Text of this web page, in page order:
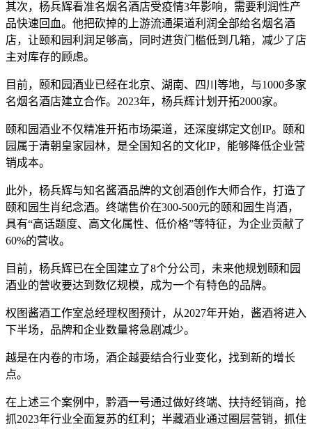
其次，杨兵辉看准名烟名酒店受疫情3年影响，需要利润性产
品快速回血。他把砍掉的上游流通渠道利润全部给名烟名酒
店，让颐和园利润足够高，同时进货门槛低到几箱，减少了店
主对库存的顾虑。
目前，颐和园酒业已经在北京、湖南、四川等地，与1000多家
名烟名酒店建立合作。2023年，杨兵辉计划开拓2000家。
颐和园酒业不仅精准开拓市场渠道，还深度绑定文创IP。颐和
园属于清朝皇家园林，是全国知名的文化IP，能够降低企业营
销成本。
此外，杨兵辉与知名酱酒品牌的文创酒创作大师合作，打造了
颐和园生肖纪念酒。终端售价在300-500元的颐和园生肖酒，
具有“高话题度、高文化属性、低价格”等特征，为企业贡献了
60%的营收。
目前，杨兵辉已在全国建立了8个分公司，未来他规划颐和园
酒业的营收要达到数亿规模，成为一个有特色的品牌。
权图酱酒工作室总经理权图预计，从2027年开始，酱酒将进入
下半场，品牌和企业数量将急剧减少。
越是在内卷的市场，酒企越要结合行业变化，找到新的增长
点。
在上述三个案例中，黔酒一号通过做好终端、扶持经销商，抢
抓2023年行业全面复苏的红利；半藏酒业通过圈层营销，抓住